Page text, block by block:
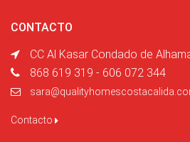
CONTACTO
CC Al Kasar Condado de
868 619 319 - 606 072 344
Contacto